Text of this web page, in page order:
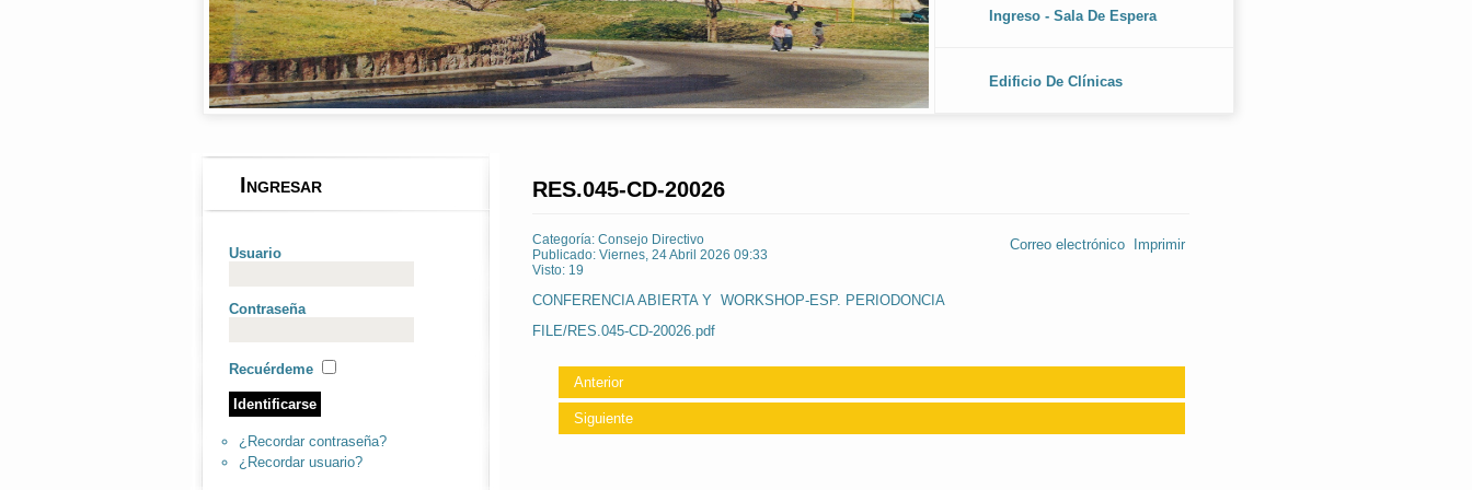
Ingreso - Sala De Espera
Edificio De Clínicas
Ingresar
Usuario
Contraseña
Recuérdeme
¿Recordar contraseña?
¿Recordar usuario?
RES.045-CD-20026
Imprimir
Correo electrónico
Categoría: Consejo Directivo
Publicado: Viernes, 24 Abril 2026 09:33
Visto: 19
CONFERENCIA ABIERTA Y WORKSHOP-ESP. PERIODONCIA
FILE/RES.045-CD-20026.pdf
Anterior
Siguiente